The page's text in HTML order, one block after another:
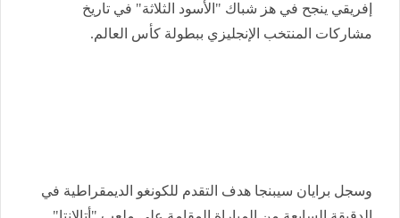
إفريقي ينجح في هز شباك "الأسود الثلاثة" في تاريخ
مشاركات المنتخب الإنجليزي ببطولة كأس العالم.
وسجل برايان سيبنجا هدف التقدم للكونغو الديمقراطية في